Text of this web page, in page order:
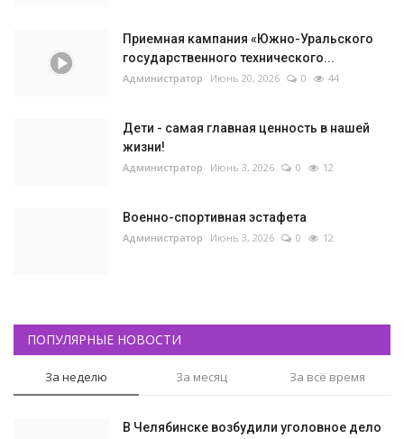
Приемная кампания «Южно-Уральского
государственного технического...
Администратор Июнь 20, 2026 0 44
Дети - самая главная ценность в нашей
жизни!
Администратор Июнь 3, 2026 0 12
Военно-спортивная эстафета
Администратор Июнь 3, 2026 0 12
ПОПУЛЯРНЫЕ НОВОСТИ
За неделю За месяц За всё время
В Челябинске возбудили уголовное дело